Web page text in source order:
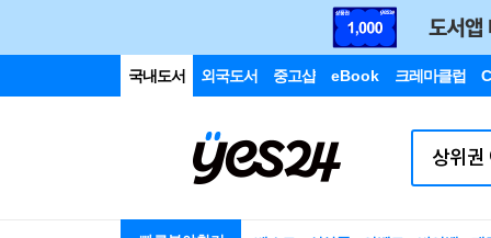
국내도서 외국도서 중고샵 eBook 크레마클럽